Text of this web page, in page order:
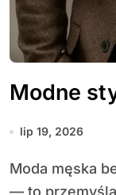
Modne
lip 19, 2026
Moda męska bez krawata to nie chwilowy trend
— to